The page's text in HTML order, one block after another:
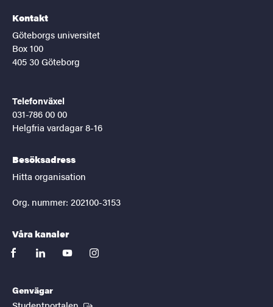
Kontakt
Göteborgs universitet
Box 100
405 30 Göteborg
Telefonväxel
031-786 00 00
Helgfria vardagar 8-16
Besöksadress
Hitta organisation
Org. nummer: 202100-3153
Våra kanaler
facebooklinkedinyoutubeinstagram
Genvägar
(Extern länk)